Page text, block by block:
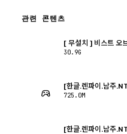
관련 콘텐츠
[ 무설치 ] 비스트 오
30.9G
[한글.렌파이.남주
725.0M
[한글.렌파이.남주